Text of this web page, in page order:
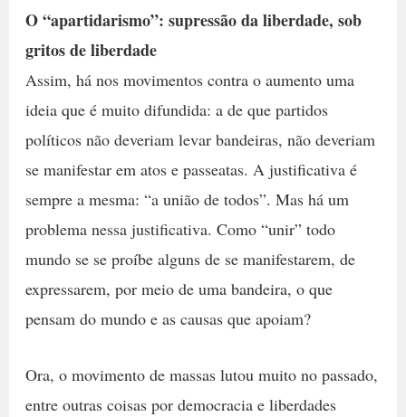
O “apartidarismo”: supressão da liberdade, sob
gritos de liberdade
Assim, há nos movimentos contra o aumento uma
ideia que é muito difundida: a de que partidos
políticos não deveriam levar bandeiras, não deveriam
se manifestar em atos e passeatas. A justificativa é
sempre a mesma: “a união de todos”. Mas há um
problema nessa justificativa. Como “unir” todo
mundo se se proíbe alguns de se manifestarem, de
expressarem, por meio de uma bandeira, o que
pensam do mundo e as causas que apoiam?
Ora, o movimento de massas lutou muito no passado,
entre outras coisas por democracia e liberdades